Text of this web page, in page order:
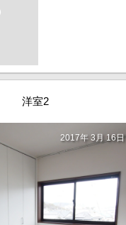
洋室2
2017年 3月 16日